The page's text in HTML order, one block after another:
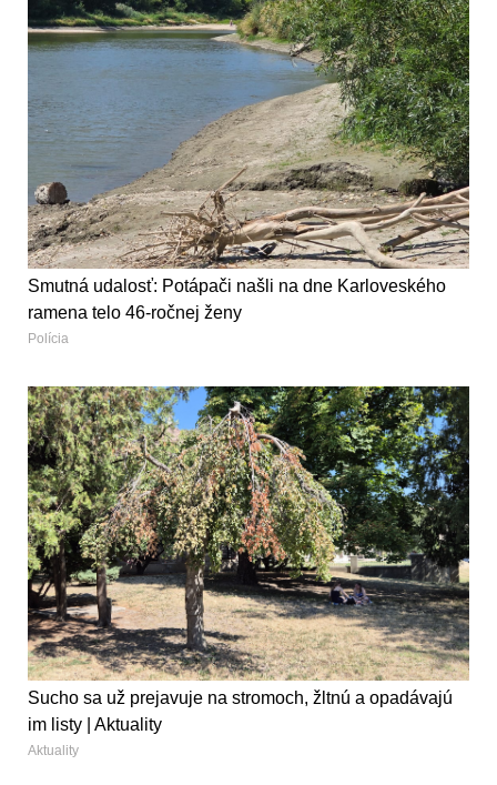
Smutná udalosť: Potápači našli na dne Karloveského
ramena telo 46-ročnej ženy
Polícia
Sucho sa už prejavuje na stromoch, žltnú a opadávajú
im listy | Aktuality
Aktuality